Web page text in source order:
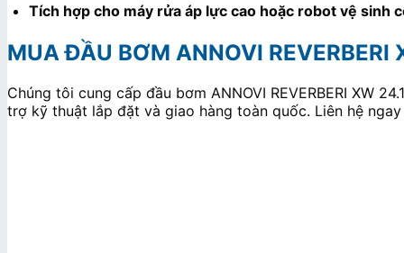
Tích hợp cho máy rửa áp lực cao hoặc robot vệ sinh
MUA ĐẦU BƠM ANNOVI
Chúng tôi cung cấp đầu bơm ANNOVI REVERBERI XW
trợ kỹ thuật lắp đặt và giao hàng toàn quốc. Liên hệ